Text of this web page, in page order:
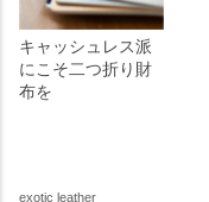
キャッシュレス派
にこそ二つ折り財
布を
exotic leather